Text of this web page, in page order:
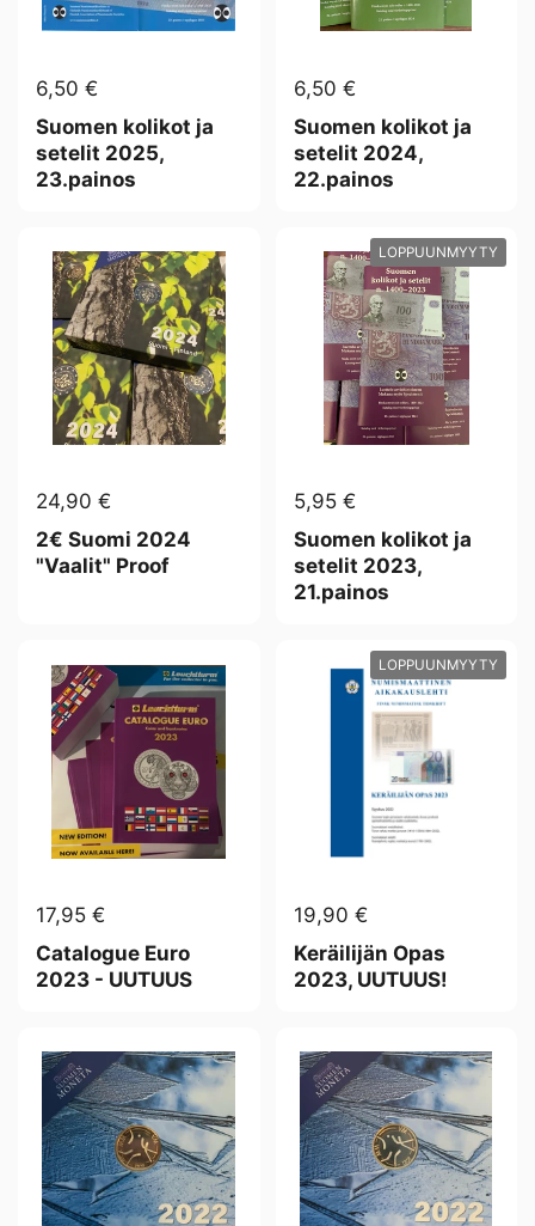
6,50 €
Suomen kolikot ja
setelit 2025,
23.painos
6,50 €
Suomen kolikot ja
setelit 2024,
22.painos
24,90 €
2€ Suomi 2024
"Vaalit" Proof
5,95 €
Suomen kolikot ja
setelit 2023,
21.painos
LOPPUUNMYYTY
17,95 €
Catalogue Euro
2023 - UUTUUS
19,90 €
Keräilijän Opas
2023, UUTUUS!
LOPPUUNMYYTY